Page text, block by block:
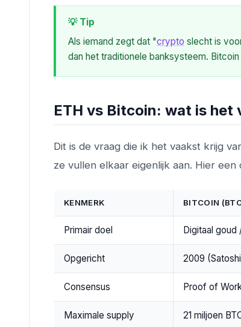
💡 Tip
Als iemand zegt dat "crypto slecht is
dan het traditionele banksysteem.
ETH vs Bitcoin: wat is het
Dit is de vraag die ik het vaakst krijg
ze vullen elkaar eigenlijk aan. Hier een
KENMERK BITCOIN
Primair doel Digitaal goud
Opgericht 2009
Consensus Proof of
Maximale supply 21 miljoen